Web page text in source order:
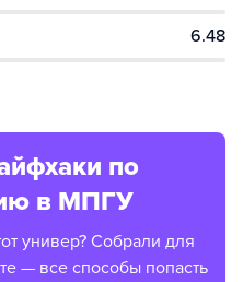
6.48
по
в МПГУ
универ? Собрали для
— все способы попасть